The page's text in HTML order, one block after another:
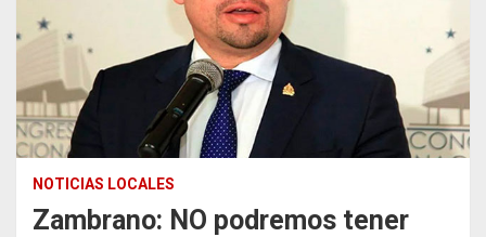
NOTICIAS LOCALES
Zambrano: NO podremos tener